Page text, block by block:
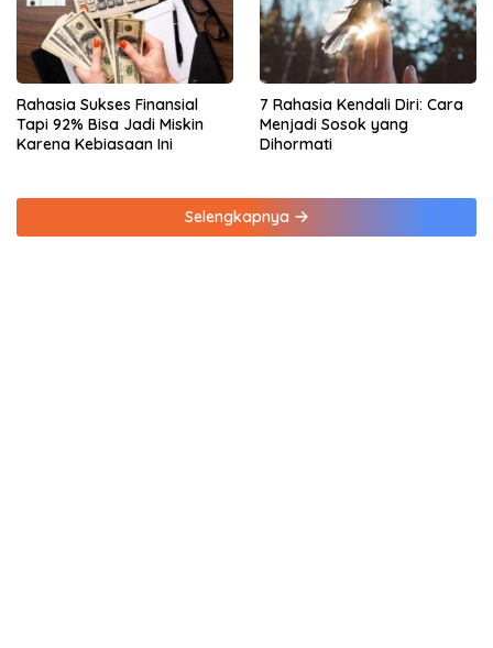
Rahasia Sukses Finansial
Tapi 92% Bisa Jadi Miskin
Karena Kebiasaan Ini
7 Rahasia Kendali Diri: Cara
Menjadi Sosok yang
Dihormati
Selengkapnya